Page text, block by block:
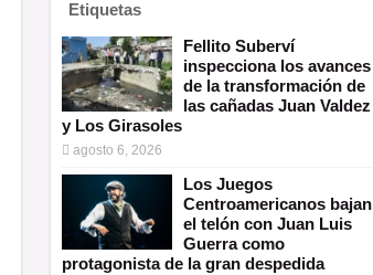
Etiquetas
Fellito Suberví
inspecciona los avances
de la transformación de
las cañadas Juan Valdez
y Los Girasoles
agosto 6, 2026
Los Juegos
Centroamericanos bajan
el telón con Juan Luis
Guerra como
protagonista de la gran despedida